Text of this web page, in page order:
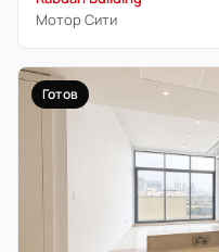
Мотор Сити
Готов